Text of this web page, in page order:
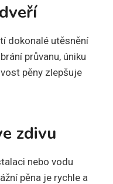
dokonalé utěsnění
průvanu, úniku
pěny zlepšuje
zdivu
nebo vodu
pěna je rychle a